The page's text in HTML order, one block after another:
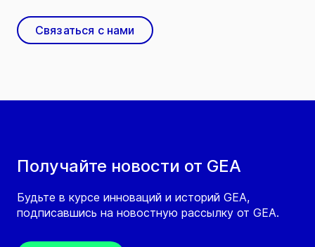
Получайте новости от GEA
Будьте в курсе инноваций и историй GEA,
подписавшись на новостную рассылку от GEA.
Связаться с нами